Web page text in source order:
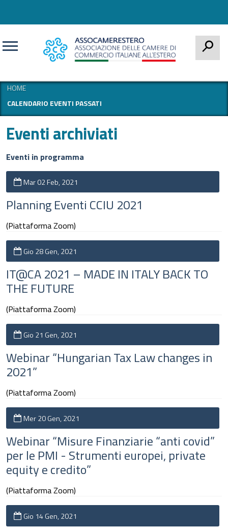
HOME
CALENDARIO EVENTI PASSATI
Eventi archiviati
Eventi in programma
Mar 02 Feb, 2021
Planning Eventi CCIU 2021
(Piattaforma Zoom)
Gio 28 Gen, 2021
IT@CA 2021 – MADE IN ITALY BACK TO
THE FUTURE
(Piattaforma Zoom)
Gio 21 Gen, 2021
Webinar “Hungarian Tax Law changes in
2021”
(Piattaforma Zoom)
Mer 20 Gen, 2021
Webinar “Misure Finanziarie “anti covid”
per le PMI - Strumenti europei, private
equity e credito”
(Piattaforma Zoom)
Gio 14 Gen, 2021